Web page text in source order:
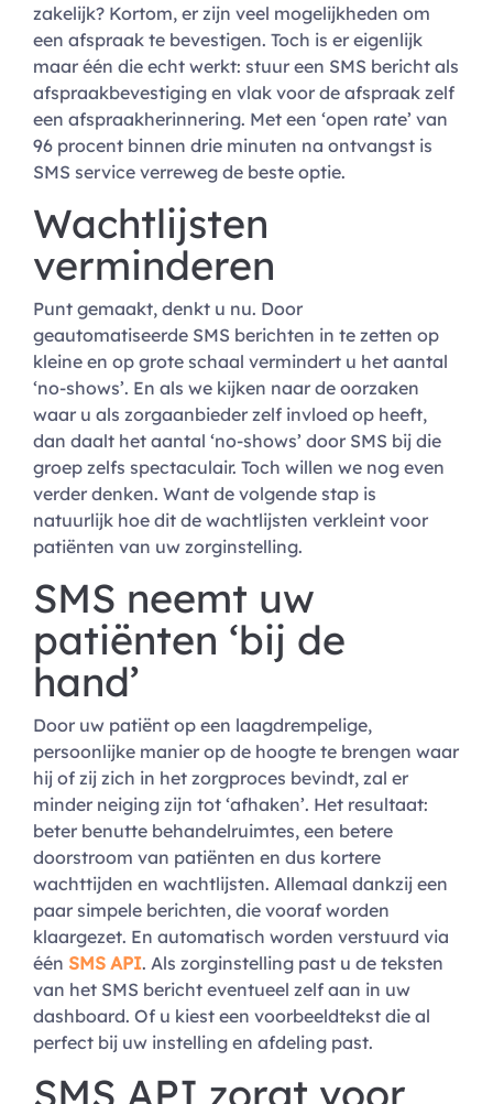
zakelijk? Kortom, er zijn veel mogelijkheden om
een afspraak te bevestigen. Toch is er eigenlijk
maar één die echt werkt: stuur een SMS bericht als
afspraakbevestiging en vlak voor de afspraak zelf
een afspraakherinnering. Met een ‘open rate’ van
96 procent binnen drie minuten na ontvangst is
SMS service verreweg de beste optie.
Wachtlijsten
verminderen
Punt gemaakt, denkt u nu. Door
geautomatiseerde SMS berichten in te zetten op
kleine en op grote schaal vermindert u het aantal
‘no-shows’. En als we kijken naar de oorzaken
waar u als zorgaanbieder zelf invloed op heeft,
dan daalt het aantal ‘no-shows’ door SMS bij die
groep zelfs spectaculair. Toch willen we nog even
verder denken. Want de volgende stap is
natuurlijk hoe dit de wachtlijsten verkleint voor
patiënten van uw zorginstelling.
SMS neemt uw
patiënten ‘bij de
hand’
Door uw patiënt op een laagdrempelige,
persoonlijke manier op de hoogte te brengen waar
hij of zij zich in het zorgproces bevindt, zal er
minder neiging zijn tot ‘afhaken’. Het resultaat:
beter benutte behandelruimtes, een betere
doorstroom van patiënten en dus kortere
wachttijden en wachtlijsten. Allemaal dankzij een
paar simpele berichten, die vooraf worden
klaargezet. En automatisch worden verstuurd via
één SMS API. Als zorginstelling past u de teksten
van het SMS bericht eventueel zelf aan in uw
dashboard. Of u kiest een voorbeeldtekst die al
perfect bij uw instelling en afdeling past.
SMS API zorgt voor